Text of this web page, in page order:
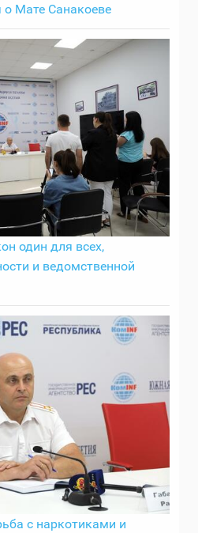
о Мате Санакоеве
один для всех,
и ведомственной
с наркотиками и